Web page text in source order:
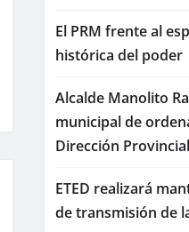
El PRM frente al
histórica del poder
Alcalde Manolito
municipal de
Dirección
ETED realizará
de transmisión de